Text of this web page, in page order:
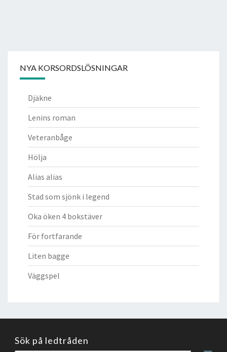
NYA KORSORDSLÖSNINGAR
Djäkne
Lenins roman
Veteranbåge
Hölja
Alias alias
Stad som sjönk i legend
Oka öken 4 bokstäver
För fortfarande
Liten bagge
Väggspel
Sök på ledtråden